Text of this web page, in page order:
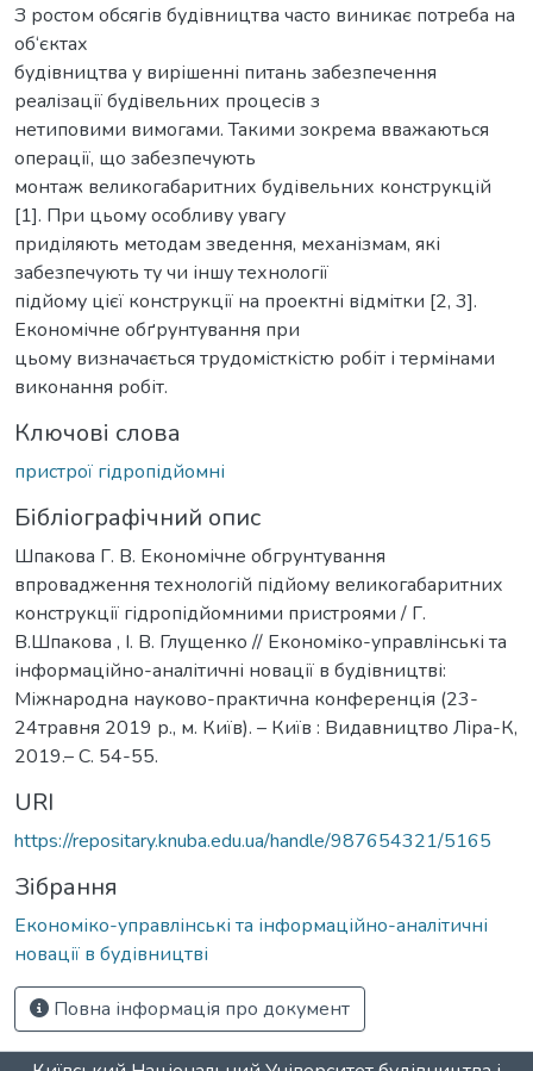
З ростом обсягів будівництва часто виникає потреба на
об‘єктах
будівництва у вирішенні питань забезпечення
реалізації будівельних процесів з
нетиповими вимогами. Такими зокрема вважаються
операції, що забезпечують
монтаж великогабаритних будівельних конструкцій
[1]. При цьому особливу увагу
приділяють методам зведення, механізмам, які
забезпечують ту чи іншу технології
підйому цієї конструкції на проектні відмітки [2, 3].
Економічне обґрунтування при
цьому визначається трудомісткістю робіт і термінами
виконання робіт.
Ключові слова
пристрої гідропідйомні
Бібліографічний опис
Шпакова Г. В. Економічне обгрунтування
впровадження технологій підйому великогабаритних
конструкції гідропідйомними пристроями / Г.
В.Шпакова , І. В. Глущенко // Економіко-управлінські та
інформаційно-аналітичні новації в будівництві:
Міжнародна науково-практична конференція (23-
24травня 2019 р., м. Київ). – Київ : Видавництво Ліра-К,
2019.– С. 54-55.
URI
https://repositary.knuba.edu.ua/handle/987654321/5165
Зібрання
Економіко-управлінські та інформаційно-аналітичні
новації в будівництві
Повна інформація про документ